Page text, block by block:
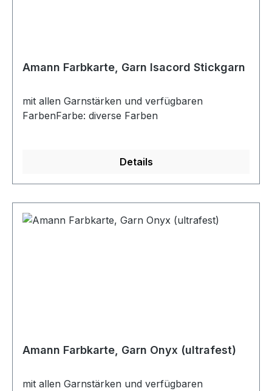
Amann Farbkarte, Garn Isacord Stickgarn
mit allen Garnstärken und verfügbaren
FarbenFarbe: diverse Farben
Details
Amann Farbkarte, Garn Onyx (ultrafest)
mit allen Garnstärken und verfügbaren